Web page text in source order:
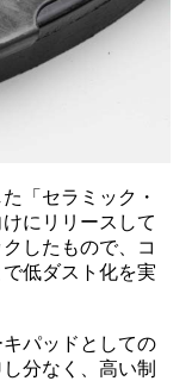
「セラミック・
にリリースして
したもので、コ
低ダスト化を実
パッドとしての
分なく、高い制